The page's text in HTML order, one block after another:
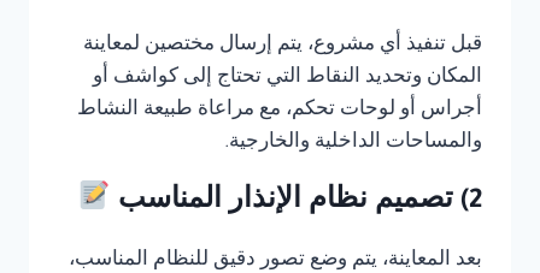
قبل تنفيذ أي مشروع، يتم إرسال مختصين لمعاينة
المكان وتحديد النقاط التي تحتاج إلى كواشف أو
أجراس أو لوحات تحكم، مع مراعاة طبيعة النشاط
والمساحات الداخلية والخارجية.
2) تصميم نظام الإنذار المناسب
بعد المعاينة، يتم وضع تصور دقيق للنظام المناسب،